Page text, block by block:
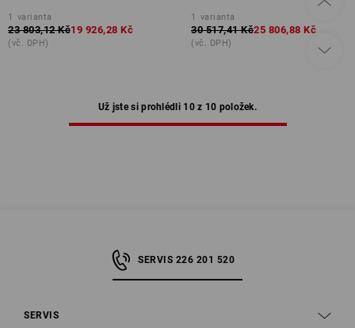
1 varianta
23 803,12 Kč19 926,28 Kč
(vč. DPH)
1 varianta
30 517,41 Kč25 806,88 Kč
(vč. DPH)
Už jste si prohlédli 10 z 10 položek.
SERVIS 226 201 520
SERVIS